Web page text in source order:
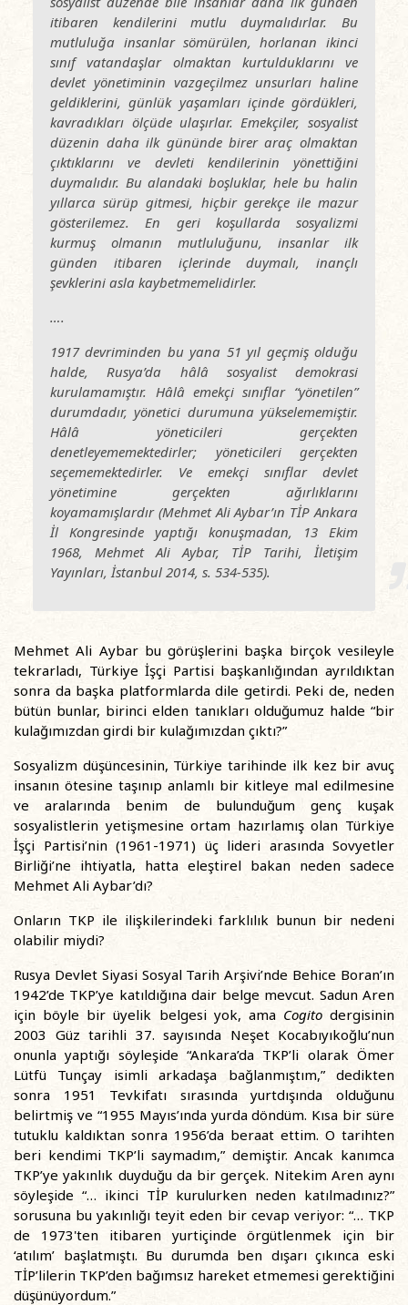
itibaren kendilerini mutlu duymalıdırlar. Bu
mutluluğa insanlar sömürülen, horlanan ikinci
sınıf vatandaşlar olmaktan kurtulduklarını ve
devlet yönetiminin vazgeçilmez unsurları haline
geldiklerini, günlük yaşamları içinde gördükleri,
kavradıkları ölçüde ulaşırlar. Emekçiler, sosyalist
düzenin daha ilk gününde birer araç olmaktan
çıktıklarını ve devleti kendilerinin yönettiğini
duymalıdır. Bu alandaki boşluklar, hele bu halin
yıllarca sürüp gitmesi, hiçbir gerekçe ile mazur
gösterilemez. En geri koşullarda sosyalizmi
kurmuş olmanın mutluluğunu, insanlar ilk
günden itibaren içlerinde duymalı, inançlı
şevklerini asla kaybetmemelidirler.
….
1917 devriminden bu yana 51 yıl geçmiş olduğu
halde, Rusya’da hâlâ sosyalist demokrasi
kurulamamıştır. Hâlâ emekçi sınıflar “yönetilen”
durumdadır, yönetici durumuna yükselememiştir.
Hâlâ yöneticileri gerçekten
denetleyememektedirler; yöneticileri gerçekten
seçememektedirler. Ve emekçi sınıflar devlet
yönetimine gerçekten ağırlıklarını
koyamamışlardır (Mehmet Ali Aybar’ın TİP Ankara
İl Kongresinde yaptığı konuşmadan, 13 Ekim
1968, Mehmet Ali Aybar, TİP Tarihi, İletişim
Yayınları, İstanbul 2014, s. 534-535).
Mehmet Ali Aybar bu görüşlerini başka birçok vesileyle
tekrarladı, Türkiye İşçi Partisi başkanlığından ayrıldıktan
sonra da başka platformlarda dile getirdi. Peki de, neden
bütün bunlar, birinci elden tanıkları olduğumuz halde “bir
kulağımızdan girdi bir kulağımızdan çıktı?”
Sosyalizm düşüncesinin, Türkiye tarihinde ilk kez bir avuç
insanın ötesine taşınıp anlamlı bir kitleye mal edilmesine
ve aralarında benim de bulunduğum genç kuşak
sosyalistlerin yetişmesine ortam hazırlamış olan Türkiye
İşçi Partisi’nin (1961-1971) üç lideri arasında Sovyetler
Birliği’ne ihtiyatla, hatta eleştirel bakan neden sadece
Mehmet Ali Aybar’dı?
Onların TKP ile ilişkilerindeki farklılık bunun bir nedeni
olabilir miydi?
Rusya Devlet Siyasi Sosyal Tarih Arşivi’nde Behice Boran’ın
1942’de TKP’ye katıldığına dair belge mevcut. Sadun Aren
için böyle bir üyelik belgesi yok, ama Cogitodergisinin
2003 Güz tarihli 37. sayısında Neşet Kocabıyıkoğlu’nun
onunla yaptığı söyleşide “Ankara’da TKP’li olarak Ömer
Lütfü Tunçay isimli arkadaşa bağlanmıştım,” dedikten
sonra 1951 Tevkifatı sırasında yurtdışında olduğunu
belirtmiş ve “1955 Mayıs’ında yurda döndüm. Kısa bir süre
tutuklu kaldıktan sonra 1956’da beraat ettim. O tarihten
beri kendimi TKP’li saymadım,” demiştir. Ancak kanımca
TKP’ye yakınlık duyduğu da bir gerçek. Nitekim Aren aynı
söyleşide “… ikinci TİP kurulurken neden katılmadınız?”
sorusuna bu yakınlığı teyit eden bir cevap veriyor: “… TKP
de 1973'ten itibaren yurtiçinde örgütlenmek için bir
‘atılım’ başlatmıştı. Bu durumda ben dışarı çıkınca eski
TİP’lilerin TKP’den bağımsız hareket etmemesi gerektiğini
düşünüyordum.”